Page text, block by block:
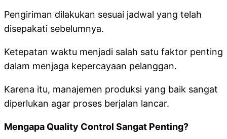
Pengiriman dilakukan sesuai jadwal yang telah
disepakati sebelumnya.
Ketepatan waktu menjadi salah satu faktor penting
dalam menjaga kepercayaan pelanggan.
Karena itu, manajemen produksi yang baik sangat
diperlukan agar proses berjalan lancar.
Mengapa Quality Control Sangat Penting?